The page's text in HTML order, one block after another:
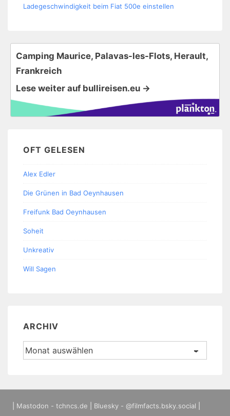
Ladegeschwindigkeit beim Fiat 500e einstellen
Camping Maurice, Palavas-les-Flots, Herault,
Frankreich
Lese weiter auf bullireisen.eu →
OFT GELESEN
Alex Edler
Die Grünen in Bad Oeynhausen
Freifunk Bad Oeynhausen
Soheit
Unkreativ
Will Sagen
ARCHIV
Archiv
Mastodon - tchncs.de Bluesky - @filmfacts.bsky.social